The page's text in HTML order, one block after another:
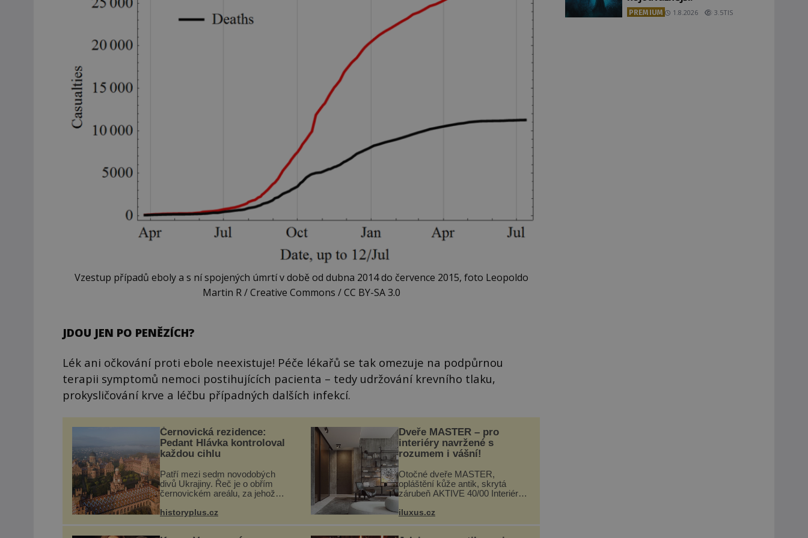
Vzestup případů eboly a s ní spojených úmrtí v době od dubna 2014 do července 2015, foto Leopoldo
Martin R / Creative Commons / CC BY-SA 3.0
JDOU JEN PO PENĚZÍCH?
Lék ani očkování proti ebole neexistuje! Péče lékařů se tak omezuje na podpůrnou
terapii symptomů nemoci postihujících pacienta – tedy udržování krevního tlaku,
prokysličování krve a léčbu případných dalších infekcí.
Černovická rezidence:
Pedant Hlávka kontroloval
každou cihlu
Patří mezi sedm novodobých
divů Ukrajiny. Řeč je o obřím
černovickém areálu, za jehož
architekt Josef Hlávka. Ten si na
něm dal mimořádně záležet.
historyplus.cz
Dveře MASTER – pro
interiéry navržené s
rozumem i vášní!
Otočné dveře MASTER,
opláštění kůže antik, skrytá
zárubeň AKTIVE 40/00 Interiéry
vyžadují atypické rozměry nejen
nábytku, ale i otvorových prvků.
iluxus.cz
PREMIUM 1.8.2026 3.5TIS